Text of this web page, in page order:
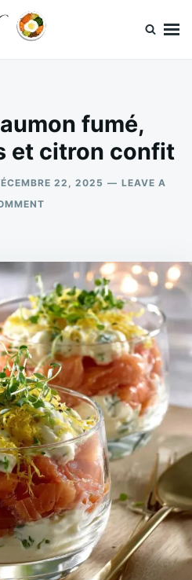
fumé,
et citron confit
22, 2025
LEAVE A
ON
FROMAGE
FRAIS
ET
CITRON
CONFIT